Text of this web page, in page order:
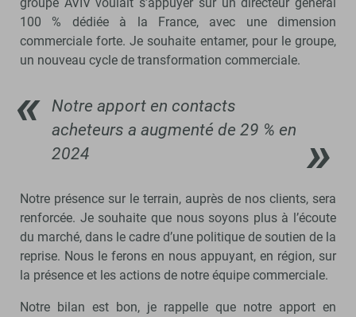
100 % dédiée à la France, avec une dimension
commerciale forte. Je souhaite entamer, pour le groupe,
un nouveau cycle de transformation commerciale.
Notre apport en contacts
acheteurs a augmenté de 29 % en
2024
Notre présence sur le terrain, auprès de nos clients, sera
renforcée. Je souhaite que nous soyons plus à l’écoute
du marché, dans le cadre d’une politique de soutien de la
reprise. Nous le ferons en nous appuyant, en région, sur
la présence et les actions de notre équipe commerciale.
Notre bilan est bon, je rappelle que notre apport en